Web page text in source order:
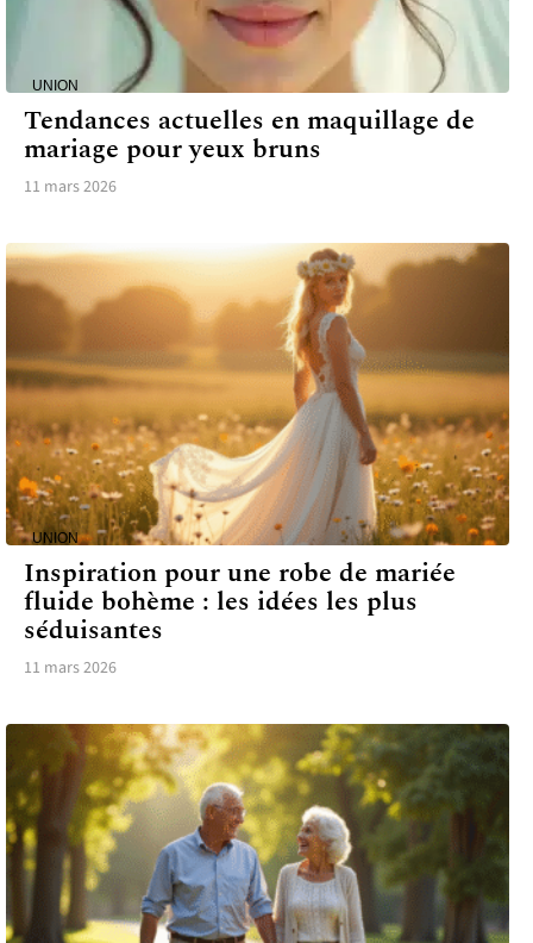
UNION
Tendances actuelles en maquillage de
mariage pour yeux bruns
11 mars 2026
UNION
Inspiration pour une robe de mariée
fluide bohème : les idées les plus
séduisantes
11 mars 2026